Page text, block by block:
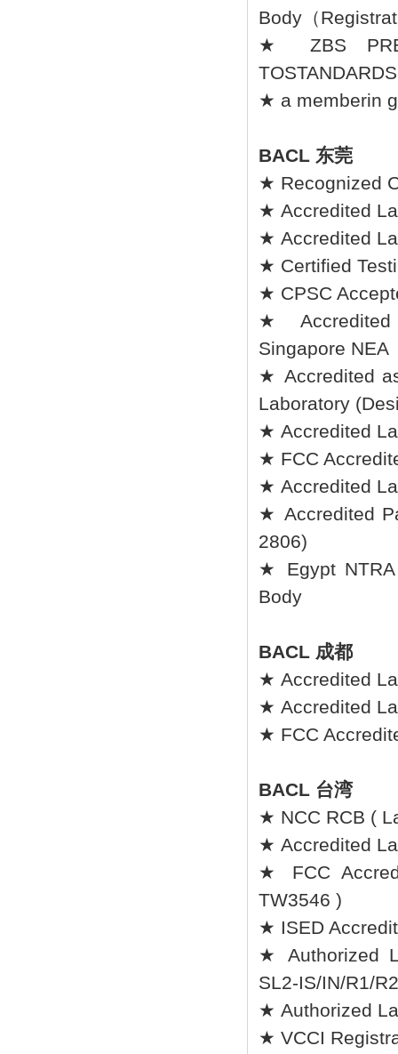
Body（
★ ZBS PRE-
★ a memberin
BACL 东莞
★ Recognized
★ Accredited
★ Accredited
★ Certified
★ CPSC
★ Accredited
Singapore NEA
★ Accredited
Laboratory
★ Accredited
★ FCC
★ Accredited
★ Accredited
2806)
★ Egypt NTRA
Body
BACL 成都
★ Accredited
★ Accredited
★ FCC
BACL 台湾
★ NCC RCB (
★ Accredited
★ FCC
TW3546 )
★ ISED
★ Authorized
SL2-IS/IN/R1/
★ Authorized
★ VCCI